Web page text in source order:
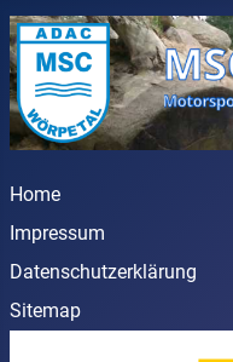
Home
Impressum
Datenschutzerklärung
Sitemap